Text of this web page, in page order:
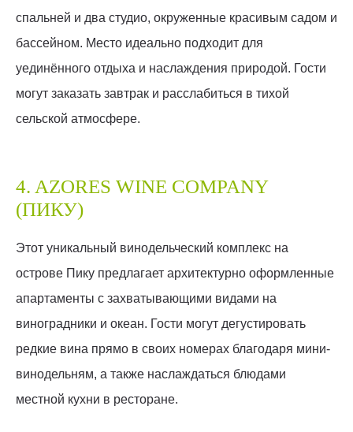
спальней и два студио, окруженные красивым садом и
бассейном. Место идеально подходит для
уединённого отдыха и наслаждения природой. Гости
могут заказать завтрак и расслабиться в тихой
сельской атмосфере.
4. AZORES WINE COMPANY
(ПИКУ)
Этот уникальный винодельческий комплекс на
острове Пику предлагает архитектурно оформленные
апартаменты с захватывающими видами на
виноградники и океан. Гости могут дегустировать
редкие вина прямо в своих номерах благодаря мини-
винодельням, а также наслаждаться блюдами
местной кухни в ресторане.